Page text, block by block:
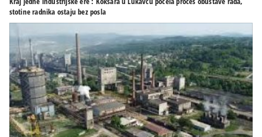
stotine radnika ostaju bez posla